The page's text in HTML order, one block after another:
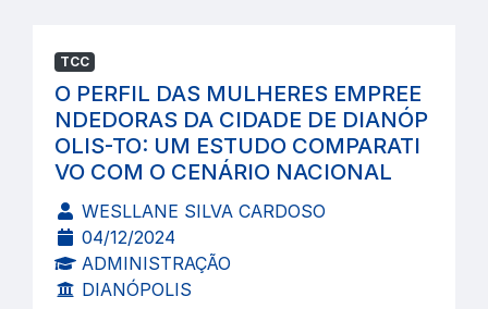
TCC
O PERFIL DAS MULHERES EMPREE
NDEDORAS DA CIDADE DE DIANÓP
OLIS-TO: UM ESTUDO COMPARATI
VO COM O CENÁRIO NACIONAL
WESLLANE SILVA CARDOSO
04/12/2024
ADMINISTRAÇÃO
DIANÓPOLIS